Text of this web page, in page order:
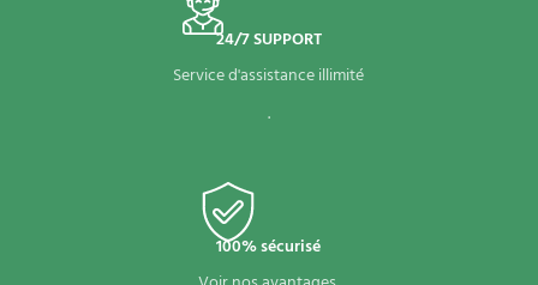
24/7 SUPPORT
Service d'assistance illimité
.
100% sécurisé